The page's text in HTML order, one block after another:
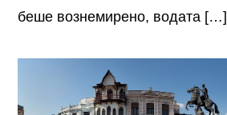
беше вознемирено, водата […]